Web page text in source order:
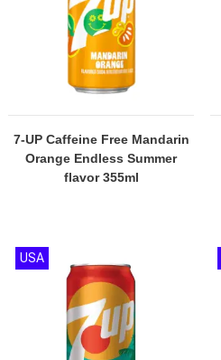
7-UP Caffeine Free Mandarin
Orange Endless Summer
flavor 355ml
USA